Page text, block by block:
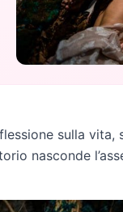
sulla vita,
nasconde